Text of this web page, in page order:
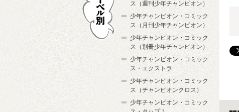
ス（週刊少年チャンピオン）
少年チャンピオン・コミック
ス（月刊少年チャンピオン）
少年チャンピオン・コミック
ス（別冊少年チャンピオン）
少年チャンピオン・コミック
ス・エクストラ
少年チャンピオン・コミック
ス（チャンピオンクロス）
少年チャンピオン・コミック